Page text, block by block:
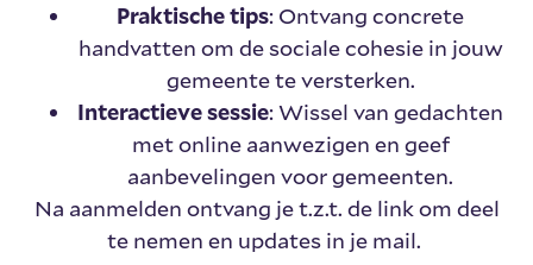
Praktische tips: Ontvang concrete
handvatten om de sociale cohesie in jouw
gemeente te versterken.
Interactieve sessie: Wissel van gedachten
met online aanwezigen en geef
aanbevelingen voor gemeenten.
Na aanmelden ontvang je t.z.t. de link om deel
te nemen en updates in je mail.